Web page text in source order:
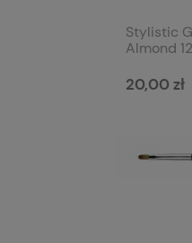
Stylistic
Almond
20,00 zł